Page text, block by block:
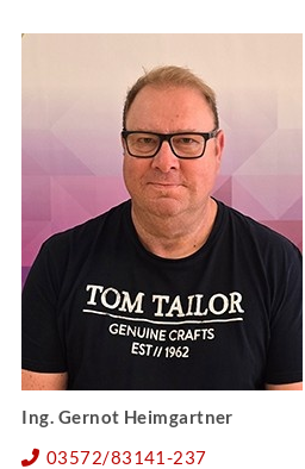
Ing. Gernot Heimgartner
03572/83141-237